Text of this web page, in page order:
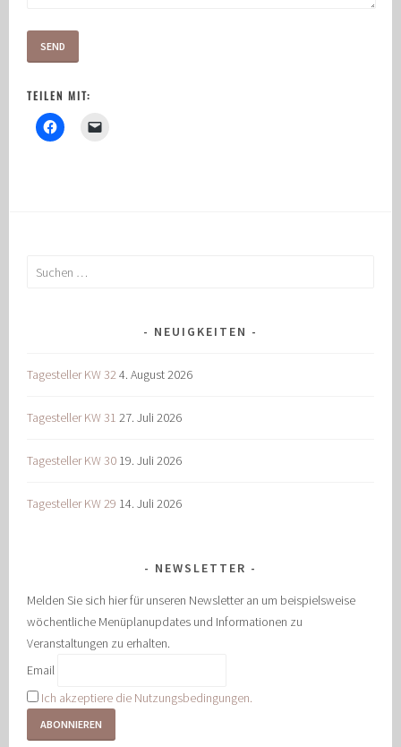
TEILEN MIT:
Suchen
NEUIGKEITEN
Tagesteller KW 324. August 2026
Tagesteller KW 31 27. Juli 2026
Tagesteller KW 30 19. Juli 2026
Tagesteller KW 29 14. Juli 2026
NEWSLETTER
Melden Sie sich hier für unseren Newsletter an um beispielsweise
wöchentliche Menüplanupdates und Informationen zu
Veranstaltungen zu erhalten.
Email
Ich akzeptiere die Nutzungsbedingungen.